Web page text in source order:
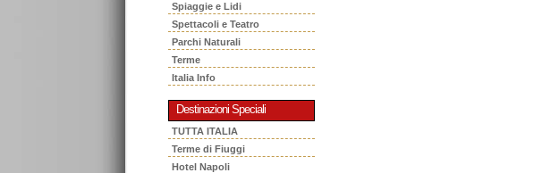
Spiaggie e Lidi
Spettacoli e Teatro
Parchi Naturali
Terme
Italia Info
Destinazioni Speciali
TUTTA ITALIA
Terme di Fiuggi
Hotel Napoli